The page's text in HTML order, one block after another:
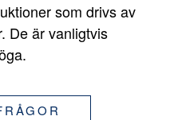
som drivs av
De är vanligtvis